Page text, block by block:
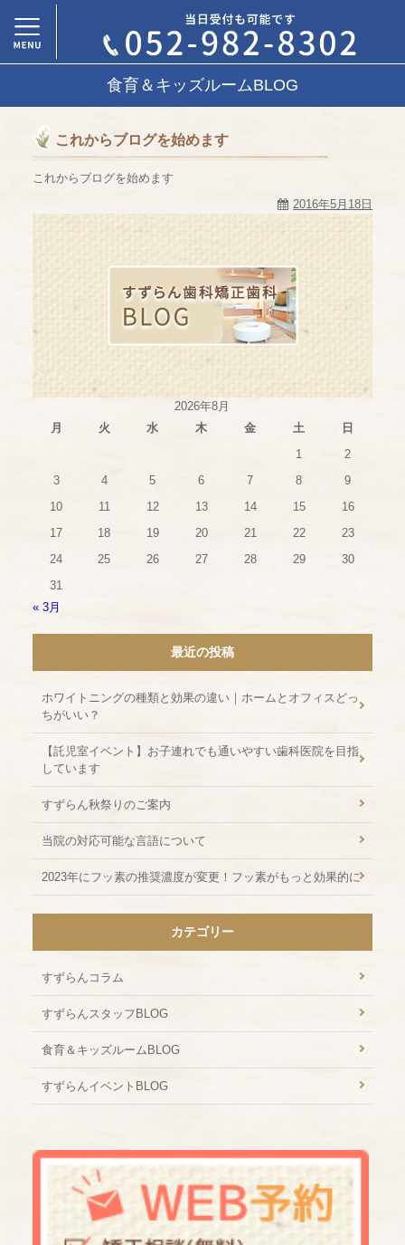
食育＆キッズルームBLOG
これからブログを始めます
これからブログを始めます
2016年5月18日
2026年8月
月
火 水 木 金 土
日
1
2
3
4 5 6 7 8
9
10
11 12 13 14 15
16
17
18 19 20 21 22
23
24
25 26 27 28 29
30
31
« 3月
最近の投稿
ホワイトニングの種類と効果の違い｜ホームとオフィスどっ
ちがいい？
【託児室イベント】お子連れでも通いやすい歯科医院を目指
しています
すずらん秋祭りのご案内
当院の対応可能な言語について
2023年にフッ素の推奨濃度が変更！フッ素がもっと効果的に
カテゴリー
すずらんコラム
すずらんスタッフBLOG
食育＆キッズルームBLOG
すずらんイベントBLOG